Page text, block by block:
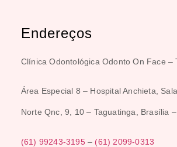
Endereços
Clínica Odontológica Odonto On Face –
Área Especial 8 – Hospital Anchieta,
Norte Qnc, 9, 10 – Taguatinga, Brasília
(61) 99243-3195– (61) 2099-0313